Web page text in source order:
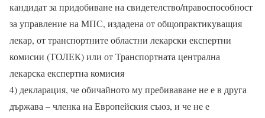
кандидат за придобиване на свидетелство/правоспособност
за управление на МПС, издадена от общопрактикуващия
лекар, от транспортните областни лекарски експертни
комисии (ТОЛЕК) или от Транспортната централна
лекарска експертна комисия
4) декларация, че обичайното му пребиваване не е в друга
държава – членка на Европейския съюз, и че не е